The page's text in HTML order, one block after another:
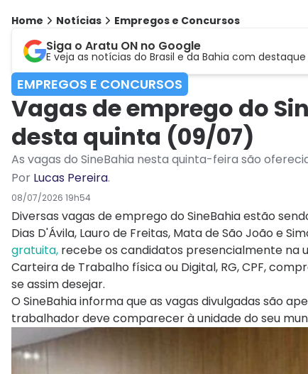
Home Notícias Empregos e Concursos
Siga o Aratu ON no Google
E veja as notícias do Brasil e da Bahia com
EMPREGOS E CONCURSOS
Vagas de emprego do
desta quinta (09/07)
As vagas do SineBahia nesta quinta-feira são
Por Lucas Pereira.
08/07/2026 19h54
Diversas vagas de emprego do SineBahia estão
Dias D'Ávila, Lauro de Freitas, Mata de São João e
gratuita, recebe os candidatos presencialmente na
Carteira de Trabalho física ou Digital, RG, CPF,
se assim desejar.
O SineBahia informa que as vagas divulgadas são
trabalhador deve comparecer à unidade do seu